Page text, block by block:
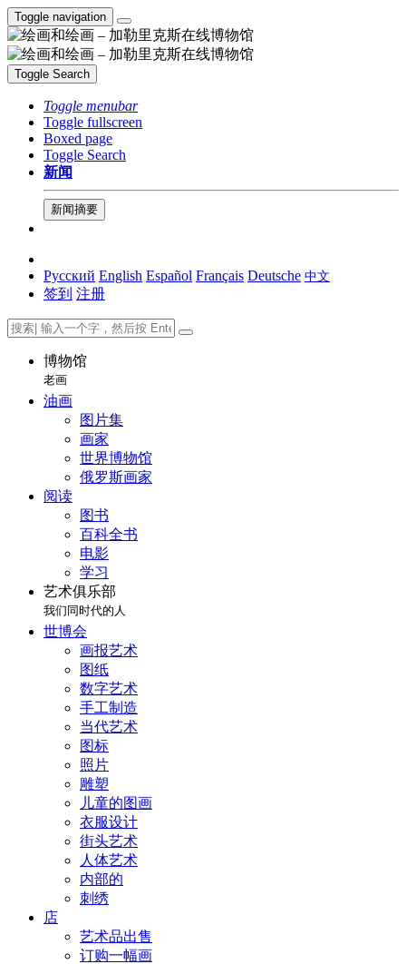
Toggle navigation
Toggle Search
Toggle menubar
Toggle fullscreen
Boxed page
Toggle Search
新闻
新闻摘要
Русский English Español Français Deutsche 中文
签到 注册
博物馆
老画
油画
图片集
画家
世界博物馆
俄罗斯画家
阅读
图书
百科全书
电影
学习
艺术俱乐部
我们同时代的人
世博会
画报艺术
图纸
数字艺术
手工制造
当代艺术
图标
照片
雕塑
儿童的图画
衣服设计
街头艺术
人体艺术
内部的
刺绣
店
艺术品出售
订购一幅画